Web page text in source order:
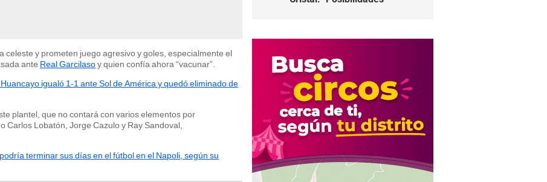
celeste y prometen juego agresivo y goles, especialmente el
ante Real Garcilasoy quien confía ahora “vacunar”.
igualó 1-1 ante Sol de América y quedó eliminado de
plantel, que no contará con varios elementos por
Carlos Lobatón, Jorge Cazulo y Ray Sandoval,
terminar sus días en el fútbol en el Napoli, según su